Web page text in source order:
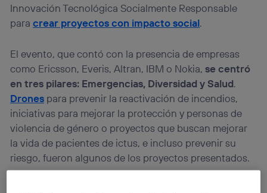
Innovación Tecnológica Socialmente Responsable
paracrear proyectos con impacto social.
El evento, que contó con la presencia de empresas
como Ericsson, Everis, Altran, IBM o Nokia,se centró
en tres pilares: Emergencias, Diversidad y Salud.
Drones para prevenir la reactivación de incendios,
iniciativas para mejorar la protección y personas de
violencia de género o proyectos que buscan mejorar
la vida de pacientes de ictus, e incluso prevenir su
riesgo, fueron algunos de los proyectos presentados.